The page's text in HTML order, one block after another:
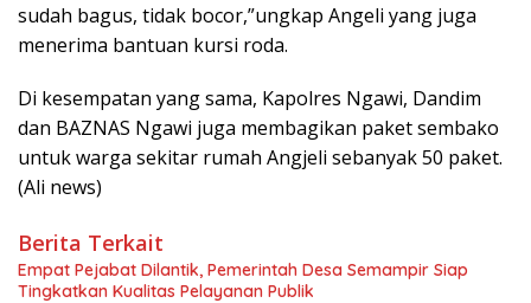
sudah bagus, tidak bocor,”ungkap Angeli yang juga
menerima bantuan kursi roda.
Di kesempatan yang sama, Kapolres Ngawi, Dandim
dan BAZNAS Ngawi juga membagikan paket sembako
untuk warga sekitar rumah Angjeli sebanyak 50 paket.
(Ali news)
Berita Terkait
Empat Pejabat Dilantik, Pemerintah Desa Semampir Siap
Tingkatkan Kualitas Pelayanan Publik